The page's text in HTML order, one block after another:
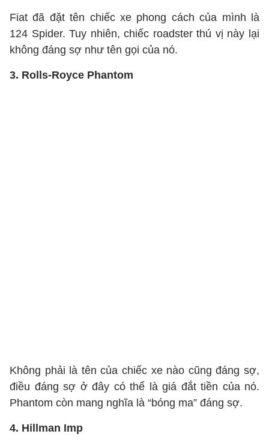
Fiat đã đặt tên chiếc xe phong cách của mình là
124 Spider. Tuy nhiên, chiếc roadster thú vị này lại
không đáng sợ như tên gọi của nó.
3. Rolls-Royce Phantom
Không phải là tên của chiếc xe nào cũng đáng sợ,
điều đáng sợ ở đây có thể là giá đắt tiền của nó.
Phantom còn mang nghĩa là “bóng ma” đáng sợ.
4. Hillman Imp